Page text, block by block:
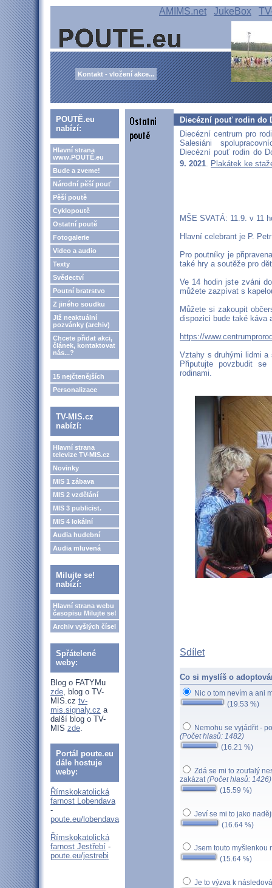
AMIMS.net JukeBox
Kontakt - vložení akce...
POUTĚ.eu
nabízí:
Hlavní strana
www.POUTĚ.eu
Bude a zveme!
Národní pěší pouť
Pěší poutě
Cyklopoutě
Ostatní poutě
Fotogalerie
Video a audio
Texty
Svědectví
Poutní bratrstvo
Z jiného soudku
Již neaktuální
pozvánky (archiv)
Chcete přidat akci,
článek, kontaktovat
nás...?
15 nejčtenějších
Personalizace
TV-MIS.cz
nabízí:
Hlavní strana
televize TV-MIS.cz
Novinky
MIS 1 zábava
MIS 2 vzdělání
MIS 3 publicist.
MIS 4 lokální
Audia hudební
Audia mluvená
Milujte se!
nabízí:
Hlavní strana webu
časopisu Milujte se!
Archiv vyšlých čísel
Spřátelené
weby:
Blog o FATYMu
zde, blog o TV-
MIS.cz tv-
mis.signaly.cz a
další blog o TV-
MIS zde.
Portál poute.eu
dále hostuje
weby:
Římskokatolická
farnost Lobendava
-
poute.eu/lobendava
Římskokatolická
farnost Jestřebí -
poute.eu/jestrebi
Diecézní pouť rodin do
Diecézní centrum pro
Salesiáni
Diecézní pouť rodin do
9. 2021. Plakátek ke
MŠE SVATÁ: 11.9. v 11
Hlavní celebrant je P.
Pro poutníky je
také hry a soutěže pro
Ve 14 hodin jste zváni
můžete zazpívat s
Můžete si zakoupit
dispozici bude také káva
https://
Vztahy s druhými lidmi
Připutujte povzbudit
rodinami.
Sdílet
Co si myslíš o
Nic o tom nevím a ani
(19.53 %)
Nemohu se vyjádřit -
(Počet hlasů: 1482)
(16.21 %)
Zdá se mi to zoufalý
zakázat(Počet hlasů: 1426)
(15.59 %)
Jeví se mi to jako
(16.64 %)
Jsem touto myšlenkou
(15.64 %)
Je to výzva k